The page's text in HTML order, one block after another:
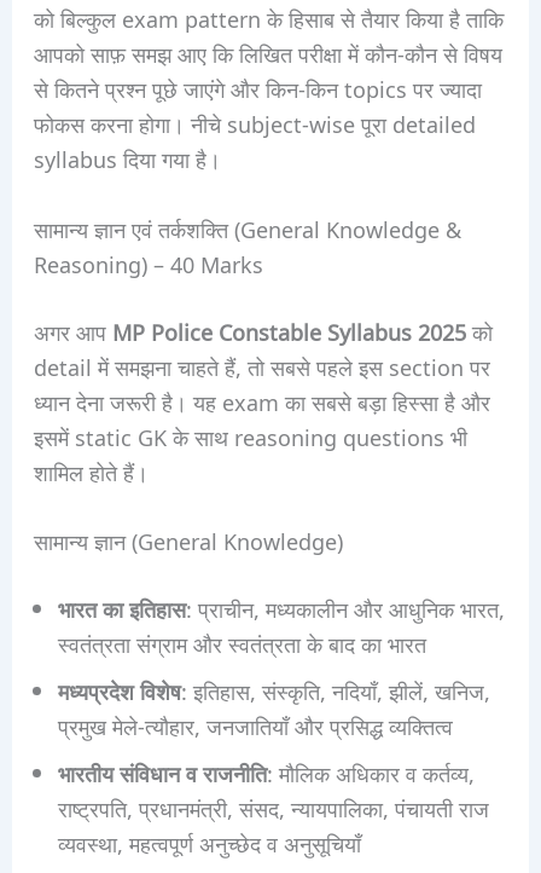
को बिल्कुल exam pattern के हिसाब से तैयार किया है ताकि
आपको साफ़ समझ आए कि लिखित परीक्षा में कौन-कौन से विषय
से कितने प्रश्न पूछे जाएंगे और किन-किन topics पर ज्यादा
फोकस करना होगा। नीचे subject-wise पूरा detailed
syllabus दिया गया है।
सामान्य ज्ञान एवं तर्कशक्ति (General Knowledge &
Reasoning) – 40 Marks
अगर आप MP Police Constable Syllabus 2025को
detail में समझना चाहते हैं, तो सबसे पहले इस section पर
ध्यान देना जरूरी है। यह exam का सबसे बड़ा हिस्सा है और
इसमें static GK के साथ reasoning questions भी
शामिल होते हैं।
सामान्य ज्ञान (General Knowledge)
भारत का इतिहास: प्राचीन, मध्यकालीन और आधुनिक भारत,
स्वतंत्रता संग्राम और स्वतंत्रता के बाद का भारत
मध्यप्रदेश विशेष: इतिहास, संस्कृति, नदियाँ, झीलें, खनिज,
प्रमुख मेले-त्यौहार, जनजातियाँ और प्रसिद्ध व्यक्तित्व
भारतीय संविधान व राजनीति: मौलिक अधिकार व कर्तव्य,
राष्ट्रपति, प्रधानमंत्री, संसद, न्यायपालिका, पंचायती राज
व्यवस्था, महत्वपूर्ण अनुच्छेद व अनुसूचियाँ